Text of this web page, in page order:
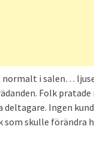
i salen…
Folk
Ingen
skulle förändra